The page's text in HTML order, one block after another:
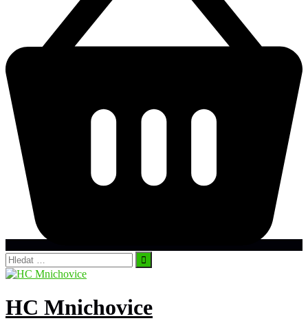
Vyhledávání
HC Mnichovice